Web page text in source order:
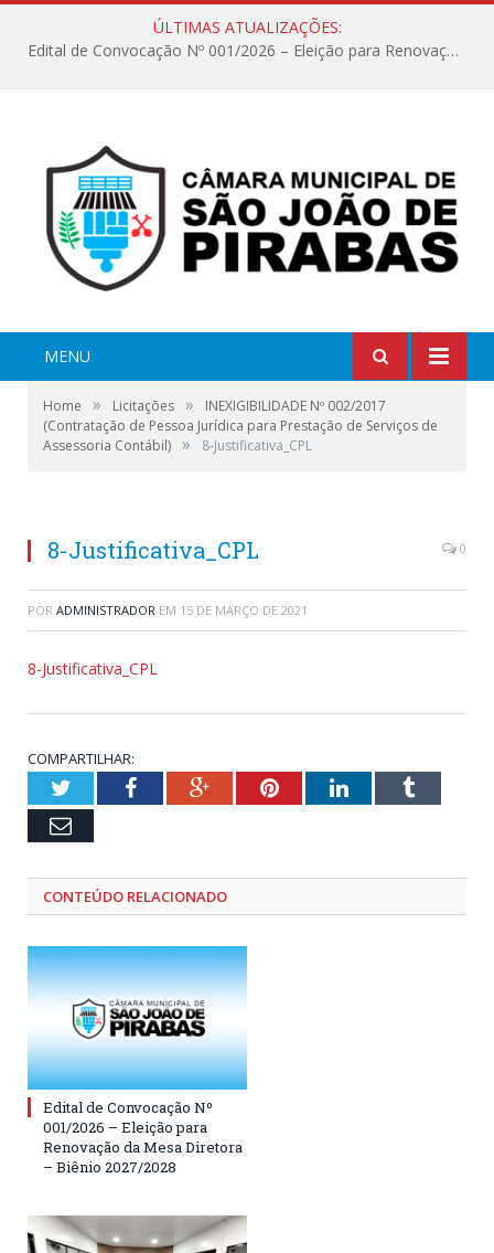
ÚLTIMAS ATUALIZAÇÕES:
Edital de Convocação Nº 001/2026 – Eleição para Renovação da Mesa Diretora – Biênio 2027/2028
MENU
Home » Licitações »
INEXIGIBILIDADE Nº 002/2017
(Contratação de Pessoa Jurídica para Prestação de Serviços de
Assessoria Contábil) » 8-Justificativa_CPL
8-Justificativa_CPL 0
POR ADMINISTRADOR EM 15 DE MARÇO DE 2021
8-Justificativa_CPL
COMPARTILHAR:
TwitterFacebookGoogle+PinterestLinkedInTumblr
Email
CONTEÚDO RELACIONADO
Edital de Convocação Nº
001/2026 – Eleição para
Renovação da Mesa Diretora
– Biênio 2027/2028